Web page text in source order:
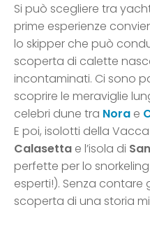
Si può scegliere tra
prime esperienze
lo skipper che può
scoperta di calette
incontaminati. Ci sono
scoprire le meraviglie
celebri dune tra Nora e
E poi, isolotti della
Calasetta e l’isola di
perfette per lo
esperti!). Senza contare
scoperta di una storia